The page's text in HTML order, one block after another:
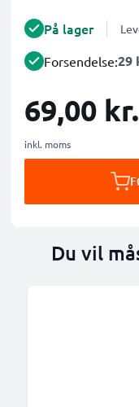
På lager
Forsendelse:29
69,00 kr.
inkl. moms
Du vil